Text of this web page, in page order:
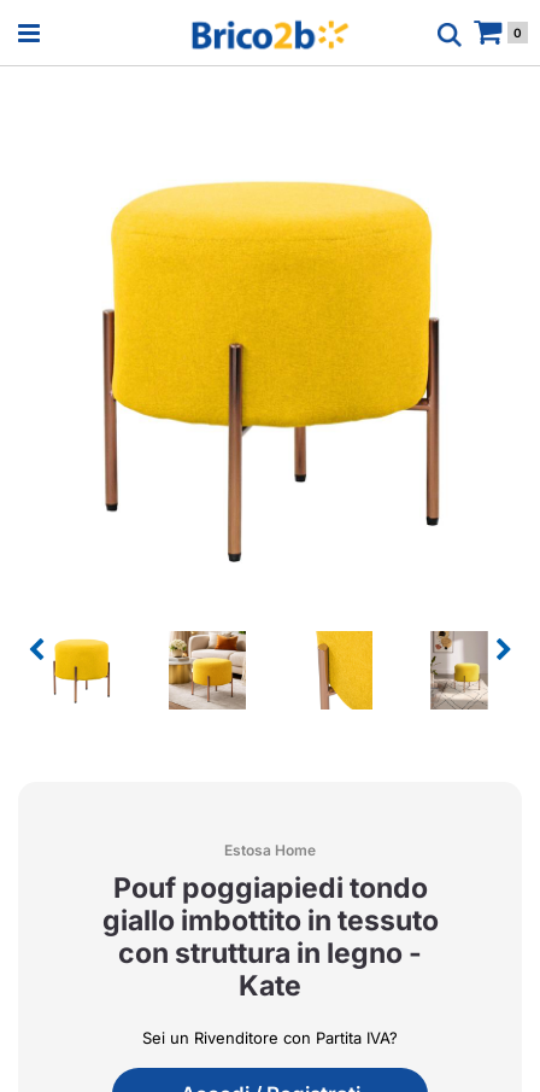
Open menu 0
Estosa Home
Pouf poggiapiedi tondo
giallo imbottito in tessuto
con struttura in legno -
Kate
Sei un Rivenditore con Partita IVA?